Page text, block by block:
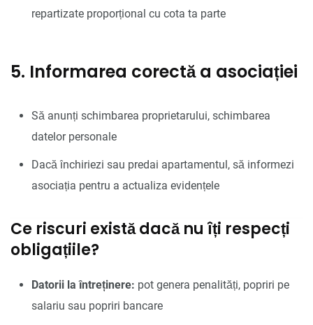
repartizate proporțional cu cota ta parte
5. Informarea corectă a asociației
Să anunți schimbarea proprietarului, schimbarea
datelor personale
Dacă închiriezi sau predai apartamentul, să informezi
asociația pentru a actualiza evidențele
Ce riscuri există dacă nu îți respecți
obligațiile?
Datorii la întreținere: pot genera penalități, popriri pe
salariu sau popriri bancare